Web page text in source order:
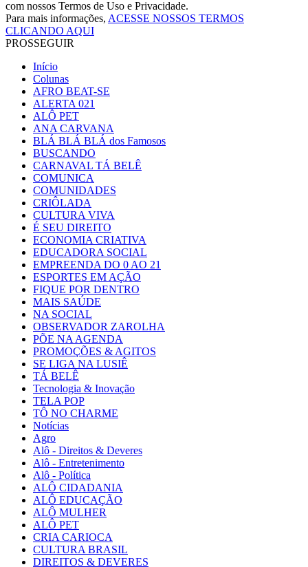
com nossos Termos de Uso e Privacidade.
Para mais informações, ACESSE NOSSOS TERMOS
CLICANDO AQUI
PROSSEGUIR
Início
Colunas
AFRO BEAT-SE
ALERTA 021
ALÔ PET
ANA CARVANA
BLÁ BLÁ BLÁ dos Famosos
BUSCANDO
CARNAVAL TÁ BELÊ
COMUNICA
COMUNIDADES
CRIÔLADA
CULTURA VIVA
É SEU DIREITO
ECONOMIA CRIATIVA
EDUCADORA SOCIAL
EMPREENDA DO 0 AO 21
ESPORTES EM AÇÃO
FIQUE POR DENTRO
MAIS SAÚDE
NA SOCIAL
OBSERVADOR ZAROLHA
PÕE NA AGENDA
PROMOÇÕES & AGITOS
SE LIGA NA LUSIÊ
TÁ BELÊ
Tecnologia & Inovação
TELA POP
TÔ NO CHARME
Notícias
Agro
Alô - Direitos & Deveres
Alô - Entretenimento
Alô - Política
ALÔ CIDADANIA
ALÔ EDUCAÇÃO
ALÔ MULHER
ALÔ PET
CRIA CARIOCA
CULTURA BRASIL
DIREITOS & DEVERES